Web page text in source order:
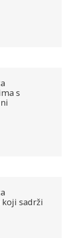
s
sadrži